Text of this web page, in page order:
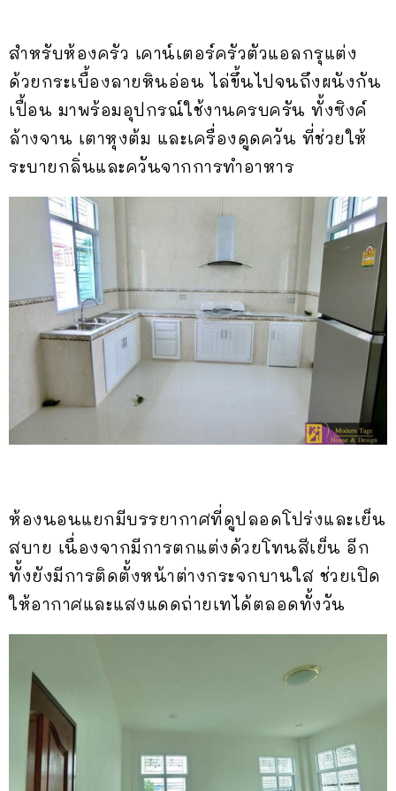
สำหรับห้องครัว เคาน์เตอร์ครัวตัวแอลกรุแต่ง
ด้วยกระเบื้องลายหินอ่อน ไล่ขึ้นไปจนถึงผนังกัน
เปื้อน มาพร้อมอุปกรณ์ใช้งานครบครัน ทั้งซิงค์
ล้างจาน เตาหุงต้ม และเครื่องดูดควัน ที่ช่วยให้
ระบายกลิ่นและควันจากการทำอาหาร
ห้องนอนแยกมีบรรยากาศที่ดูปลอดโปร่งและเย็น
สบาย เนื่องจากมีการตกแต่งด้วยโทนสีเย็น อีก
ทั้งยังมีการติดตั้งหน้าต่างกระจกบานใส ช่วยเปิด
ให้อากาศและแสงแดดถ่ายเทได้ตลอดทั้งวัน